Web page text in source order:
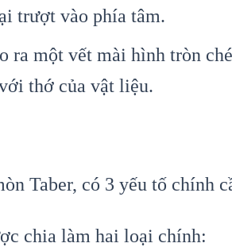
trượt vào phía tâm.
ra một vết mài hình tròn
thớ của vật liệu.
Taber, có 3 yếu tố chính
chia làm hai loại chính: